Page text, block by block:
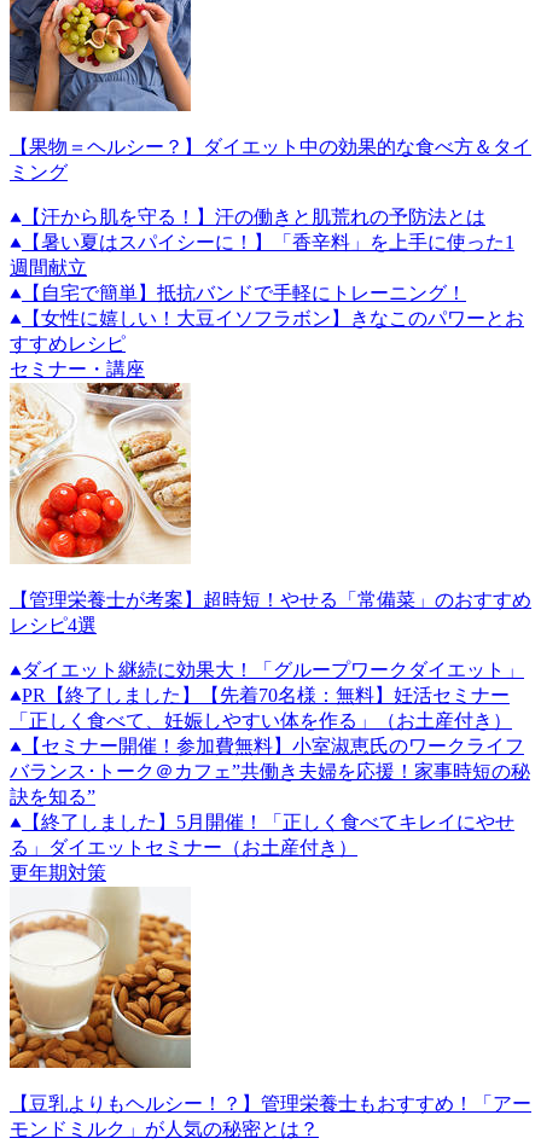
【果物＝ヘルシー？】ダイエット中の効果的な食べ方＆タイ
ミング
【汗から肌を守る！】汗の働きと肌荒れの予防法とは
【暑い夏はスパイシーに！】「香辛料」を上手に使った1
週間献立
【自宅で簡単】抵抗バンドで手軽にトレーニング！
【女性に嬉しい！大豆イソフラボン】きなこのパワーとお
すすめレシピ
セミナー・講座
【管理栄養士が考案】超時短！やせる「常備菜」のおすすめ
レシピ4選
ダイエット継続に効果大！「グループワークダイエット」
PR
【終了しました】【先着70名様：無料】妊活セミナー
「正しく食べて、妊娠しやすい体を作る」（お土産付き）
【セミナー開催！参加費無料】小室淑恵氏のワークライフ
バランス･トーク＠カフェ”共働き夫婦を応援！家事時短の秘
訣を知る”
【終了しました】5月開催！「正しく食べてキレイにやせ
る」ダイエットセミナー（お土産付き）
更年期対策
【豆乳よりもヘルシー！？】管理栄養士もおすすめ！「アー
モンドミルク」が人気の秘密とは？